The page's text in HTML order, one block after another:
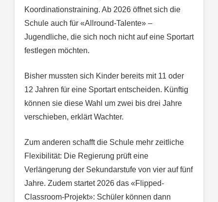
Koordinationstraining. Ab 2026 öffnet sich die
Schule auch für «Allround-Talente» –
Jugendliche, die sich noch nicht auf eine Sportart
festlegen möchten.
Bisher mussten sich Kinder bereits mit 11 oder
12 Jahren für eine Sportart entscheiden. Künftig
können sie diese Wahl um zwei bis drei Jahre
verschieben, erklärt Wachter.
Zum anderen schafft die Schule mehr zeitliche
Flexibilität: Die Regierung prüft eine
Verlängerung der Sekundarstufe von vier auf fünf
Jahre. Zudem startet 2026 das «Flipped-
Classroom-Projekt»: Schüler können dann